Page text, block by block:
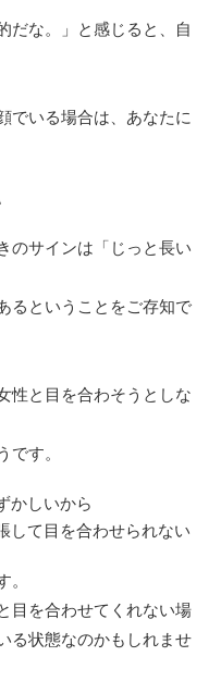
だな。」と感じると、自
でいる場合は、あなたに
のサインは「じっと長い
るということをご存知で
性と目を合わそうとしな
す。
かしいから
して目を合わせられない
目を合わせてくれない場
る状態なのかもしれませ